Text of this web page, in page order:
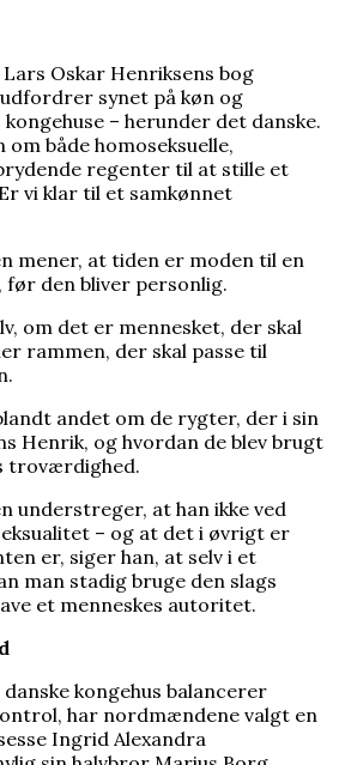
Oskar Henriksens bog
synet på køn og
– herunder det danske.
både homoseksuelle,
regenter til at stille et
vi klar til et samkønnet
mener, at tiden er moden til en
før den bliver personlig.
om det er mennesket, der skal
rammen, der skal passe til
andet om de rygter, der i sin
Henrik, og hvordan de blev brugt
troværdighed.
understreger, at han ikke ved
– og at det i øvrigt er
er, siger han, at selv i et
man stadig bruge den slags
et menneskes autoritet.
kongehus balancerer
har nordmændene valgt en
Ingrid Alexandra